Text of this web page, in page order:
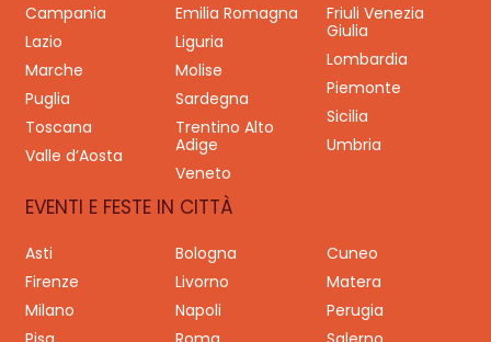
Campania
Emilia Romagna
Friuli Venezia
Giulia
Lazio
Liguria
Lombardia
Marche
Molise
Piemonte
Puglia
Sardegna
Sicilia
Toscana
Trentino Alto
Adige
Umbria
Valle d’Aosta
Veneto
EVENTI E FESTE IN CITTÀ
Asti Bologna
Cuneo
Firenze
Livorno
Matera
Milano
Napoli
Perugia